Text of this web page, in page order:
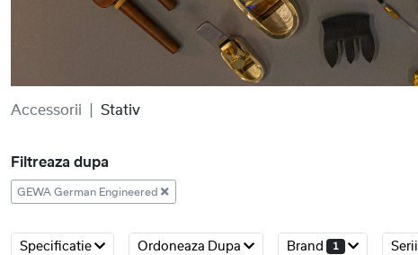
Accessorii Stativ
Filtreaza dupa
GEWA German Engineered
Specificatie Ordoneaza Dupa Brand 1 Serii